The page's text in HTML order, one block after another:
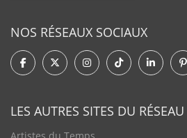
NOS RÉSEAUX SOCIAUX
LES AUTRES SITES DU RÉSEAU